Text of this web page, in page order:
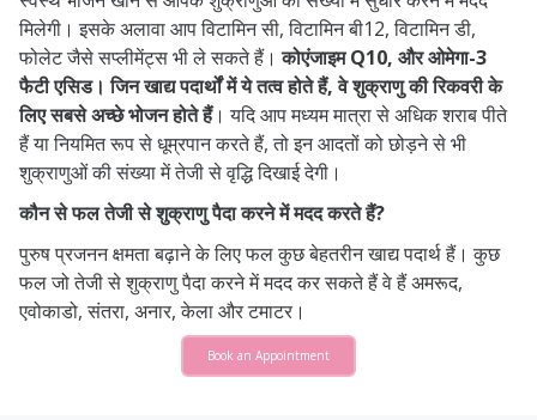
मिलेगी। इसके अलावा आप विटामिन सी, विटामिन बी12, विटामिन डी,
फोलेट जैसे सप्लीमेंट्स भी ले सकते हैं।कोएंजाइमQ10, और ओमेगा-3
फैटी एसिड। जिन खाद्य पदार्थों में ये तत्व होते हैं, वे शुक्राणु की रिकवरी के
लिए सबसे अच्छे भोजन होते हैं। यदि आप मध्यम मात्रा से अधिक शराब पीते
हैं या नियमित रूप से धूम्रपान करते हैं, तो इन आदतों को छोड़ने से भी
शुक्राणुओं की संख्या में तेजी से वृद्धि दिखाई देगी।
कौन से फल तेजी से शुक्राणु पैदा करने में मदद करते हैं?
पुरुष प्रजनन क्षमता बढ़ाने के लिए फल कुछ बेहतरीन खाद्य पदार्थ हैं। कुछ
फल जो तेजी से शुक्राणु पैदा करने में मदद कर सकते हैं वे हैं अमरूद,
एवोकाडो, संतरा, अनार, केला और टमाटर।
Book an Appointment